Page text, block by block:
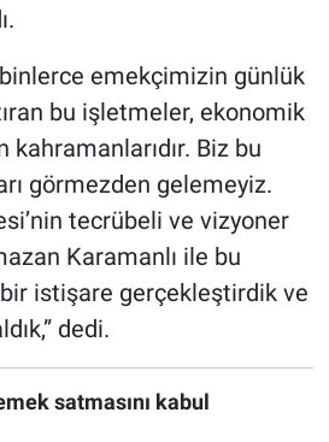
binlerce emekçimizin günlük
bu işletmeler, ekonomik
kahramanlarıdır. Biz bu
görmezden gelemeyiz.
tecrübeli ve vizyoner
Karamanlı ile bu
istişare gerçekleştirdik ve
dedi.
satmasını kabul